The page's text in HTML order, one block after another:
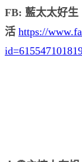
FB: 藍太太好生
活 https://